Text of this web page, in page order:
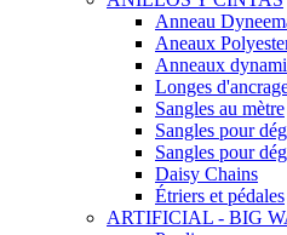
Anneau
Aneaux
Anneaux
Longes
Sangles au mètre
Sangles pour
Sangles pour
Daisy Chains
Étriers et pédales
ARTIFICIAL - BIG